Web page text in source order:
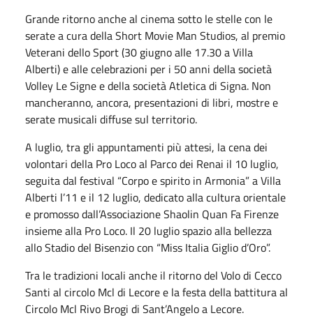
Grande ritorno anche al cinema sotto le stelle con le
serate a cura della Short Movie Man Studios, al premio
Veterani dello Sport (30 giugno alle 17.30 a Villa
Alberti) e alle celebrazioni per i 50 anni della società
Volley Le Signe e della società Atletica di Signa. Non
mancheranno, ancora, presentazioni di libri, mostre e
serate musicali diffuse sul territorio.
A luglio, tra gli appuntamenti più attesi, la cena dei
volontari della Pro Loco al Parco dei Renai il 10 luglio,
seguita dal festival “Corpo e spirito in Armonia” a Villa
Alberti l’11 e il 12 luglio, dedicato alla cultura orientale
e promosso dall’Associazione Shaolin Quan Fa Firenze
insieme alla Pro Loco. Il 20 luglio spazio alla bellezza
allo Stadio del Bisenzio con “Miss Italia Giglio d’Oro”.
Tra le tradizioni locali anche il ritorno del Volo di Cecco
Santi al circolo Mcl di Lecore e la festa della battitura al
Circolo Mcl Rivo Brogi di Sant’Angelo a Lecore.